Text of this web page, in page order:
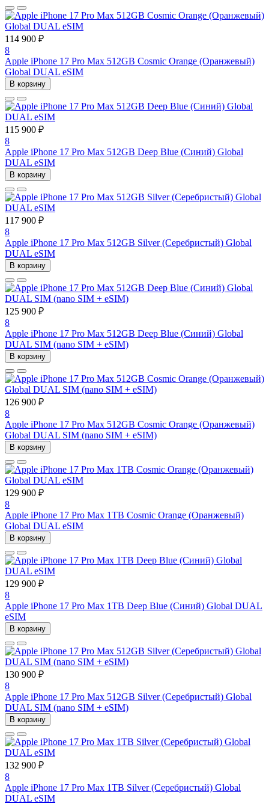
114 900 ₽
8
Apple iPhone 17 Pro Max 512GB Cosmic Orange (Оранжевый)
Global DUAL eSIM
В корзину
115 900 ₽
8
Apple iPhone 17 Pro Max 512GB Deep Blue (Синий) Global
DUAL eSIM
В корзину
117 900 ₽
8
Apple iPhone 17 Pro Max 512GB Silver (Серебристый) Global
DUAL eSIM
В корзину
125 900 ₽
8
Apple iPhone 17 Pro Max 512GB Deep Blue (Синий) Global
DUAL SIM (nano SIM + eSIM)
В корзину
126 900 ₽
8
Apple iPhone 17 Pro Max 512GB Cosmic Orange (Оранжевый)
Global DUAL SIM (nano SIM + eSIM)
В корзину
129 900 ₽
8
Apple iPhone 17 Pro Max 1TB Cosmic Orange (Оранжевый)
Global DUAL eSIM
В корзину
129 900 ₽
8
Apple iPhone 17 Pro Max 1TB Deep Blue (Синий) Global DUAL
eSIM
В корзину
130 900 ₽
8
Apple iPhone 17 Pro Max 512GB Silver (Серебристый) Global
DUAL SIM (nano SIM + eSIM)
В корзину
132 900 ₽
8
Apple iPhone 17 Pro Max 1TB Silver (Серебристый) Global
DUAL eSIM